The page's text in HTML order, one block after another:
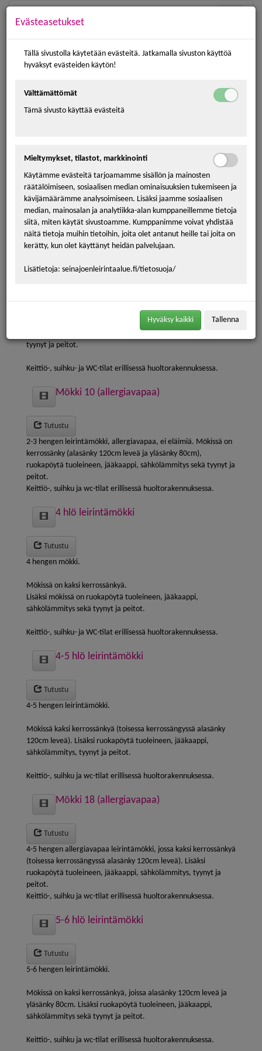
Evästeasetukset
Tällä sivustolla käytetään evästeitä. Jatkamalla sivuston käyttöä
hyväksyt evästeiden käytön!
Välttämättömät
Tämä sivusto käyttää evästeitä
Mieltymykset, tilastot, markkinointi
Käytämme evästeitä tarjoamamme sisällön ja mainosten
räätälöimiseen, sosiaalisen median ominaisuuksien tukemiseen ja
kävijämäärämme analysoimiseen. Lisäksi jaamme sosiaalisen
median, mainosalan ja analytiikka-alan kumppaneillemme tietoja
siitä, miten käytät sivustoamme. Kumppanimme voivat yhdistää
näitä tietoja muihin tietoihin, joita olet antanut heille tai joita on
kerätty, kun olet käyttänyt heidän palvelujaan.
Lisätietoja: seinajoenleirintaalue.fi/tietosuoja/
Hyväksy kaikki Tallenna
Mökit
Mökki 55
Tasokas 6-8 hengen mökki on vuokrattavissa ympärivuotisesti
Mökissä on oma sauna, pesuhuone, makuuhuone, tupakeittiö,
parvi ja erillinen wc sekä terassi. Alakerran makuuhuoneessa on
kaksi sänkyä, parvella neljä sänkyä ja tupakeittiössä levitettävä
vuodesohva.
2-3 hlö leirintämökki
Mökissä on kerrossänky (alasänky 120cm leveä ja yläsänky
tyynyt ja peitot.
Keittiö-, suihku- ja WC-tilat erillisessä huoltorakennuksessa.
Mökki 10 (allergiavapaa)
Tutustu
2-3 hengen leirintämökki, allergiavapaa, ei eläimiä. Mökissä on
kerrossänky (alasänky 120cm leveä ja yläsänky 80cm),
ruokapöytä tuoleineen, jääkaappi, sähkölämmitys sekä tyynyt ja
peitot.
Keittiö-, suihku ja wc-tilat erillisessä huoltorakennuksessa.
4 hlö leirintämökki
Tutustu
4 hengen mökki.
Mökissä on kaksi kerrossänkyä.
Lisäksi mökissä on ruokapöytä tuoleineen, jääkaappi,
sähkölämmitys sekä tyynyt ja peitot.
Keittiö-, suihku- ja WC-tilat erillisessä huoltorakennuksessa.
4-5 hlö leirintämökki
Tutustu
4-5 hengen leirintämökki.
Mökissä kaksi kerrossänkyä (toisessa kerrossängyssä alasänky
120cm leveä). Lisäksi ruokapöytä tuoleineen, jääkaappi,
sähkölämmitys, tyynyt ja peitot.
Keittiö-, suihku ja wc-tilat erillisessä huoltorakennuksessa.
Mökki 18 (allergiavapaa)
Tutustu
4-5 hengen allergiavapaa leirintämökki, jossa kaksi kerrossänkyä
(toisessa kerrossängyssä alasänky 120cm leveä). Lisäksi
ruokapöytä tuoleineen, jääkaappi, sähkölämmitys, tyynyt ja
peitot.
Keittiö-, suihku ja wc-tilat erillisessä huoltorakennuksessa.
5-6 hlö leirintämökki
Tutustu
5-6 hengen leirintämökki.
Mökissä on kaksi kerrossänkyä, joissa alasänky 120cm leveä ja
yläsänky 80cm. Lisäksi ruokapöytä tuoleineen, jääkaappi,
sähkölämmitys sekä tyynyt ja peitot.
Keittiö-, suihku ja wc-tilat erillisessä huoltorakennuksessa.